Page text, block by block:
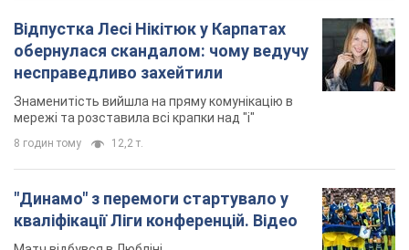
Відпустка Лесі Нікітюк у Карпатах
обернулася скандалом: чому ведучу
несправедливо захейтили
Знаменитість вийшла на пряму комунікацію в
мережі та розставила всі крапки над "і"
8 годин тому 12,2 т.
"Динамо" з перемоги стартувало у
кваліфікації Ліги конференцій. Відео